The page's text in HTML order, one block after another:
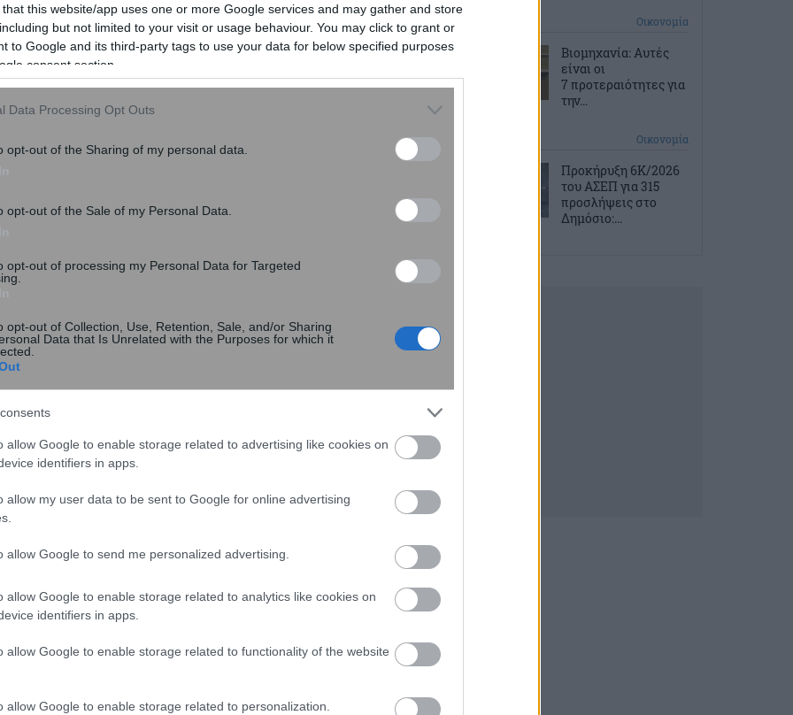
that this website/app uses one or more Google services and may gather and store
but not limited to your visit or usage behaviour. You may click to grant or
to Google and its third-party tags to use your data for below specified purposes
consent section.
Data Processing Opt Outs
opt-out of the Sharing of my personal data.
opt-out of the Sale of my Personal Data.
opt-out of processing my Personal Data for Targeted
opt-out of Collection, Use, Retention, Sale, and/or Sharing
Data that Is Unrelated with the Purposes for which it
allow Google to enable storage related to advertising like cookies on
identifiers in apps.
allow my user data to be sent to Google for online advertising
allow Google to send me personalized advertising.
allow Google to enable storage related to analytics like cookies on
identifiers in apps.
allow Google to enable storage related to functionality of the website
allow Google to enable storage related to personalization.
μισθωτούς του ιδιωτικού τομέα για τον τρόπο
αργίες(άρθρο 60 Ν. 4808/2021), κατά τις
καθώς και η λειτουργία των επιχειρήσεων
τις Κυριακές και κατά τις υποχρεωτικές αργίες.
Τρίτη, έτσι ισχύουν τα εξής:
ένα ημερομίσθιο επιπλέον, ενώ στους
κανονικά ο μηνιαίος μισθός τους.
και δεν απασχοληθούν την Τρίτη 28/10/2025, εάν
κανονικά το αναλογούν ημερομίσθιο (6 ημερομίσθια
με μισθό, καταβάλλεται κανονικά ο
κατά τις Κυριακές και αργίες, οι
28 Οκτωβρίου 2025:
Οικονομία
Βιομηχανία: Αυτές
είναι οι
7 προτεραιότητες για
την...
Οικονομία
Προκήρυξη 6Κ/2026
του ΑΣΕΠ για 315
προσλήψεις στο
Δημόσιο:...